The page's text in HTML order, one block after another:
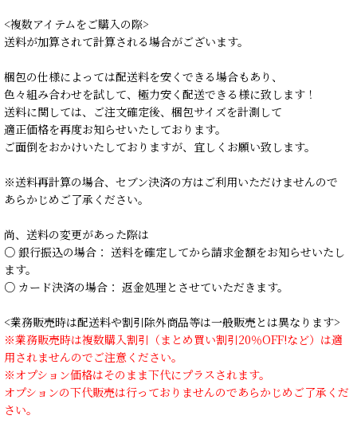
<複数アイテムをご購入の際>
送料が加算されて計算される場合がございます。
梱包の仕様によっては配送料を安くできる場合もあり、
色々組み合わせを試して、極力安く配送できる様に致します！
送料に関しては、ご注文確定後、梱包サイズを計測して
適正価格を再度お知らせいたしております。
ご面倒をおかけいたしておりますが、宜しくお願い致します。
※送料再計算の場合、セブン決済の方はご利用いただけませんので
あらかじめご了承ください。
尚、送料の変更があった際は
○ 銀行振込の場合： 送料を確定してから請求金額をお知らせいたし
ます。
○ カード決済の場合： 返金処理とさせていただきます。
<業務販売時は配送料や割引除外商品等は一般販売とは異なります>
※業務販売時は複数購入割引（まとめ買い割引20％OFF!など）は適
用されませんのでご注意ください。
※オプション価格はそのまま下代にプラスされます。
オプションの下代販売は行っておりませんのであらかじめご了承くだ
さい。